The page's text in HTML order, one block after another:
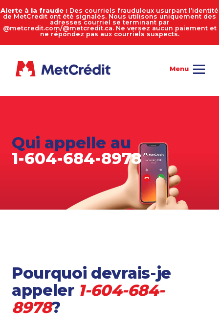
Alerte à la fraude : Des courriels frauduleux usurpant l’identité
de MetCredit ont été signalés. Nous utilisons uniquement des
adresses courriel se terminant par
@metcredit.com/@metcredit.ca. Ne versez aucun paiement et
ne répondez pas aux courriels suspects.
Qui appelle au
1-604-684-8978
Pourquoi devrais-je
appeler 1-604-684-
8978?